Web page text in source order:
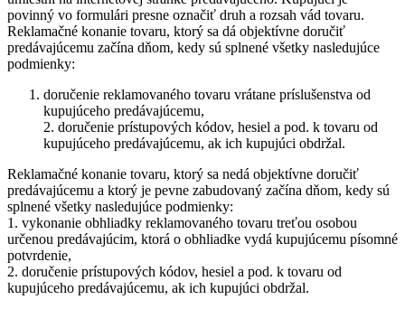
povinný vo formulári presne označiť druh a rozsah vád tovaru.
Reklamačné konanie tovaru, ktorý sa dá objektívne doručiť
predávajúcemu začína dňom, kedy sú splnené všetky nasledujúce
podmienky:
doručenie reklamovaného tovaru vrátane príslušenstva od
kupujúceho predávajúcemu,
2. doručenie prístupových kódov, hesiel a pod. k tovaru od
kupujúceho predávajúcemu, ak ich kupujúci obdržal.
Reklamačné konanie tovaru, ktorý sa nedá objektívne doručiť
predávajúcemu a ktorý je pevne zabudovaný začína dňom, kedy sú
splnené všetky nasledujúce podmienky:
1. vykonanie obhliadky reklamovaného tovaru treťou osobou
určenou predávajúcim, ktorá o obhliadke vydá kupujúcemu písomné
potvrdenie,
2. doručenie prístupových kódov, hesiel a pod. k tovaru od
kupujúceho predávajúcemu, ak ich kupujúci obdržal.